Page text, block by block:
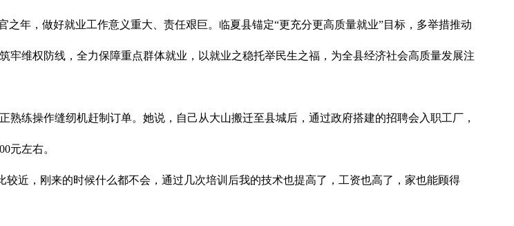
年，做好就业工作意义重大、责任艰巨。临夏县锚定“更充分更高质量就业”目标，多举措推动
维权防线，全力保障重点群体就业，以就业之稳托举民生之福，为全县经济社会高质量发展注
练操作缝纫机赶制订单。她说，自己从大山搬迁至县城后，通过政府搭建的招聘会入职工厂，
元左右。
近，刚来的时候什么都不会，通过几次培训后我的技术也提高了，工资也高了，家也能顾得